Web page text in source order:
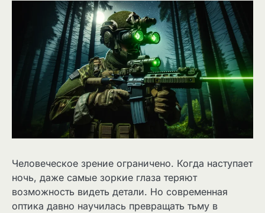
Человеческое зрение ограничено. Когда наступает
ночь, даже самые зоркие глаза теряют
возможность видеть детали. Но современная
оптика давно научилась превращать тьму в